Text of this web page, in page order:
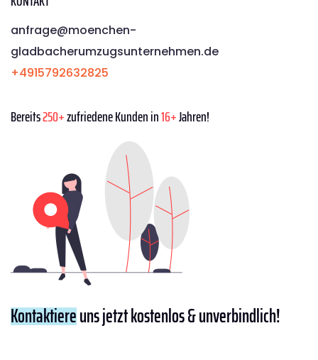
anfrage@moenchen­
gladbacherumzugsunternehmen.de
+4915792632825
Bereits250+zufriedene Kunden in16+Jahren!
Kontaktiereuns jetzt kostenlos & unverbindlich!